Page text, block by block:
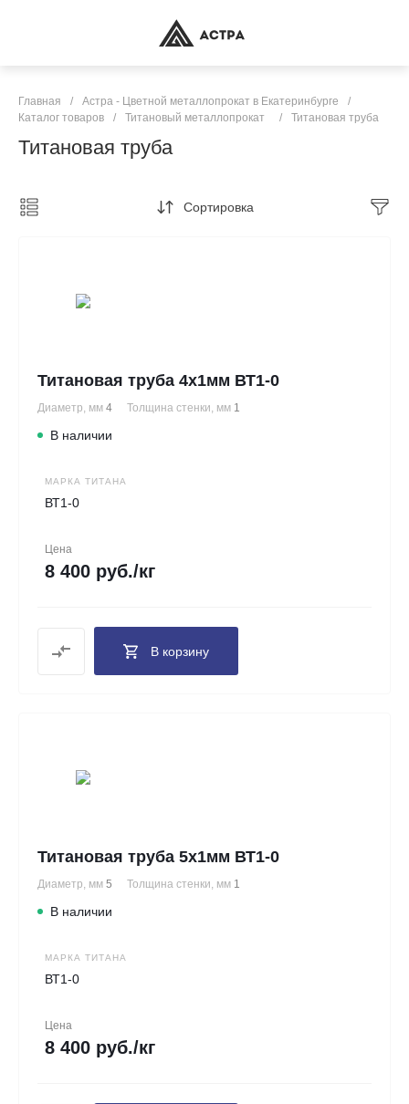
Главная / Астра - Цветной металлопрокат в Екатеринбурге
/
Каталог товаров
/ Титановый металлопрокат / Титановая труба
Титановая труба
Сортировка
Титановая труба 4х1мм ВТ1-0
Диаметр, мм 4 Толщина стенки, мм 1
В наличии
МАРКА ТИТАНА
ВТ1-0
Цена
8 400 руб./кг
В корзину
Титановая труба 5х1мм ВТ1-0
Диаметр, мм 5 Толщина стенки, мм 1
В наличии
МАРКА ТИТАНА
ВТ1-0
Цена
8 400 руб./кг